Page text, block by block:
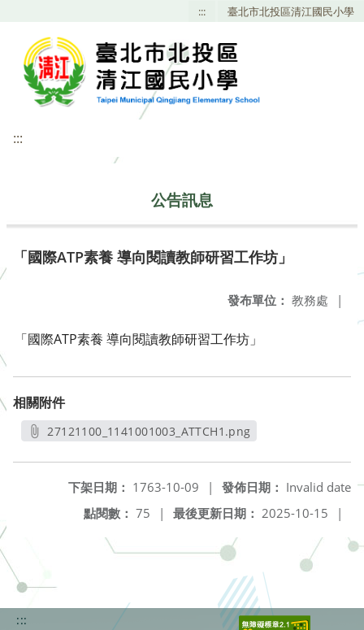
::: 臺北市北投區清江國民小學
:::
公告訊息
「國際ATP素養 導向閱讀教師研習工作坊」
發布單位： 教務處 |
「國際ATP素養 導向閱讀教師研習工作坊」
相關附件
27121100_1141001003_ATTCH1.png
發佈日期： Invalid date
下架日期： 1763-10-09
|
最後更新日期： 2025-10-15 |
點閱數： 75 |
:::